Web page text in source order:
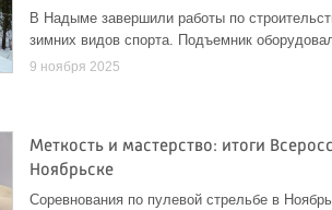
В Надыме завершили работы по
зимних видов спорта. Подъемник
9 ноября 2025
Меткость и мастерство: итоги
Ноябрьске
Соревнования по пулевой стрельбе в